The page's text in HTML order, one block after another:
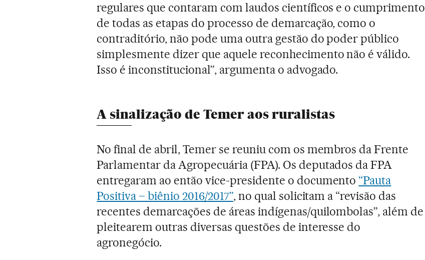
regulares que contaram com laudos científicos e o cumprimento
de todas as etapas do processo de demarcação, como o
contraditório, não pode uma outra gestão do poder público
simplesmente dizer que aquele reconhecimento não é válido.
Isso é inconstitucional”, argumenta o advogado.
A sinalização de Temer aos ruralistas
No final de abril, Temer se reuniu com os membros da Frente
Parlamentar da Agropecuária (FPA). Os deputados da FPA
entregaram ao então vice-presidente o documento “Pauta
Positiva – biênio 2016/2017”, no qual solicitam a “revisão das
recentes demarcações de áreas indígenas/quilombolas”, além de
pleitearem outras diversas questões de interesse do
agronegócio.